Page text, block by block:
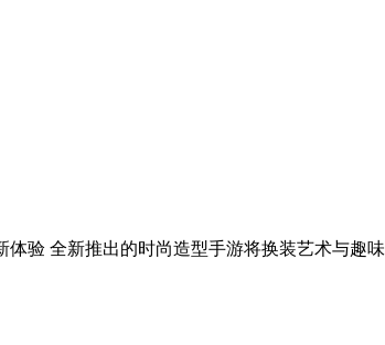
验 全新推出的时尚造型手游将换装艺术与趣